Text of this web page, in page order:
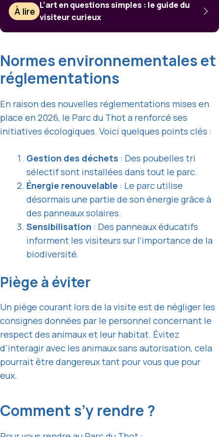
À lire
L’art en questions simples : le guide du
visiteur curieux
Normes environnementales et
réglementations
En raison des nouvelles réglementations mises en
place en 2026, le Parc du Thot a renforcé ses
initiatives écologiques. Voici quelques points clés :
Gestion des déchets : Des poubelles tri
sélectif sont installées dans tout le parc.
Énergie renouvelable : Le parc utilise
désormais une partie de son énergie grâce à
des panneaux solaires.
Sensibilisation : Des panneaux éducatifs
informent les visiteurs sur l’importance de la
biodiversité.
Piège à éviter
Un piège courant lors de la visite est de négliger les
consignes données par le personnel concernant le
respect des animaux et leur habitat. Évitez
d’interagir avec les animaux sans autorisation, cela
pourrait être dangereux tant pour vous que pour
eux.
Comment s’y rendre ?